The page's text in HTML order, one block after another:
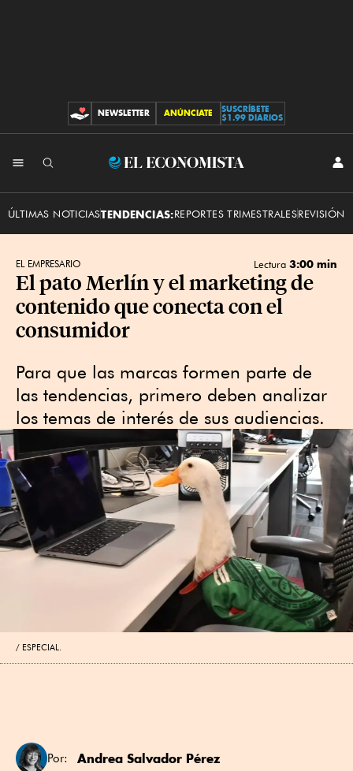
CONTRIBUCIONES
NEWSLETTER ANÚNCIATE
SUSCRÍBETE
$1.99 DIARIOS
El
ÚLTIMAS NOTICIASTENDENCIAS:REPORTES TRIMESTRALESREVISIÓN
EL EMPRESARIO Lectura 3:00 min
El pato Merlín y el marketing de
contenido que conecta con el
consumidor
Para que las marcas formen parte de
las tendencias, primero deben analizar
los temas de interés de sus audiencias.
ESPECIAL.
Por: Andrea Salvador Pérez